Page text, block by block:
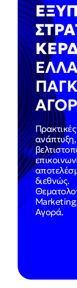
διεθνώς.
Αγορά.